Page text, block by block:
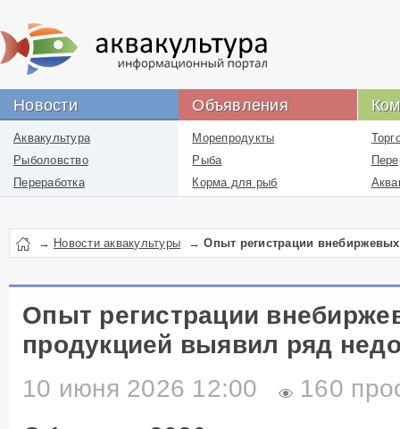
Новости Объявления
Аквакультура
Рыболовство
Переработка
Морепродукты
Рыба
Корма для рыб
Лекарства
Перевозка
Работа
Литература
Услуги
Другое
→ Новости аквакультуры →Опыт регистрации
Опыт регистрации
продукцией выявил ряд
10 июня 2026 12:00
160